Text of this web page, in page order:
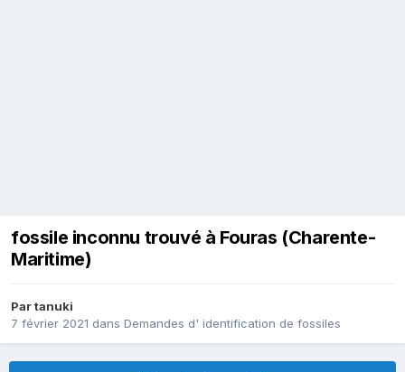
fossile inconnu trouvé à Fouras (Charente-
Maritime)
Partanuki
7 février 2021 dans Demandes d' identification de fossiles